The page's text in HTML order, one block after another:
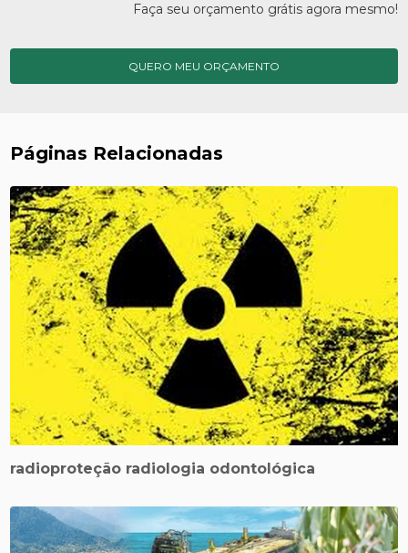
Faça seu orçamento grátis agora mesmo!
QUERO MEU ORÇAMENTO
Páginas Relacionadas
radioproteção radiologia odontológica